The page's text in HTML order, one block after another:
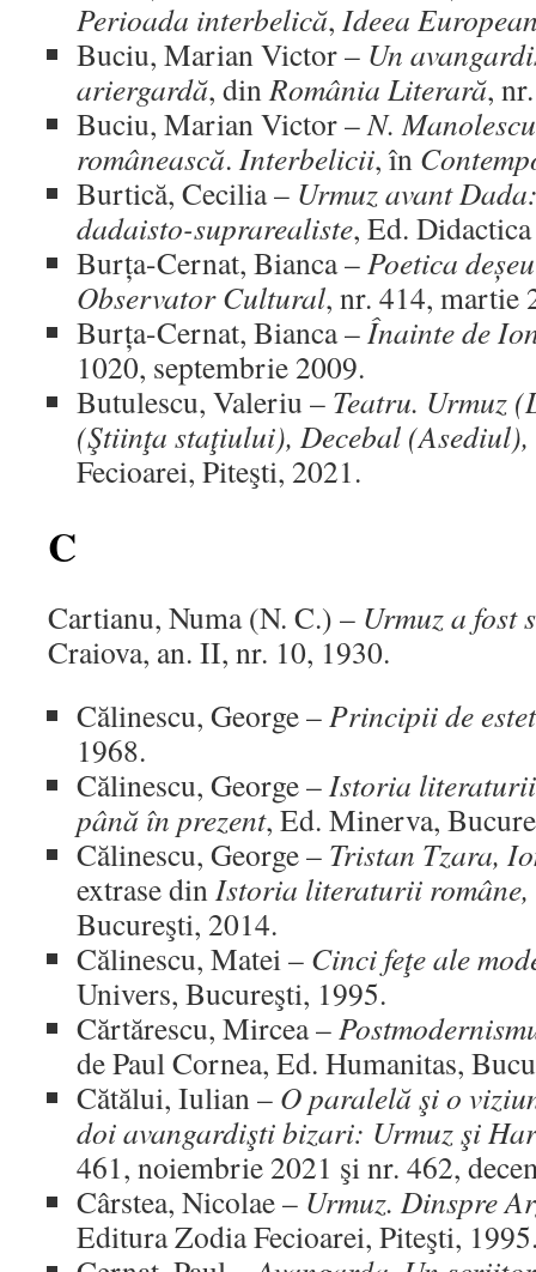
Perioada interbelică, Ideea
Buciu, Marian Victor – Un
ariergardă, dinRomânia Literară,
Buciu, Marian Victor –N.
românească. Interbelicii, în
Burtică, Cecilia – Urmuz avant
dadaisto-suprarealiste, Ed.
Burța-Cernat, Bianca –Poetica
Observator Cultural, nr. 414, martie
Burța-Cernat, Bianca –Înainte de
1020, septembrie 2009.
Butulescu, Valeriu – Teatru. Urmuz
(Ştiinţa staţiului), Decebal (Asediul),
Fecioarei, Piteşti, 2021.
C
Cartianu, Numa (N. C.) – Urmuz a fost
Craiova, an. II, nr. 10, 1930.
Călinescu, George –Principii de
1968.
Călinescu, George –Istoria
până în prezent, Ed. Minerva,
Călinescu, George – Tristan Tzara,
extrase dinIstoria literaturii române,
Bucureşti, 2014.
Călinescu, Matei – Cinci feţe ale
Univers, Bucureşti, 1995.
Cărtărescu, Mircea –
de Paul Cornea, Ed. Humanitas,
Cătălui, Iulian – O paralelă şi o
doi avangardişti bizari: Urmuz şi
461, noiembrie 2021 şi nr. 462,
Cârstea, Nicolae – Urmuz. Dinspre
Editura Zodia Fecioarei, Piteşti,